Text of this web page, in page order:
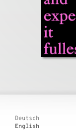
Deutsch
English